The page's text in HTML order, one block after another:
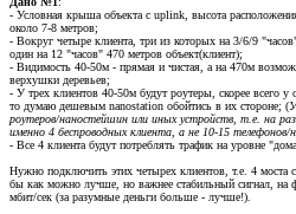
- Условная крыша объекта с uplink, высота
около 7-8 метров;
- Вокруг четыре клиента, три из которых на 3/6/9
один на 12 "часов" 470 метров объект(клиент);
- Видимость 40-50м - прямая и чистая, а на 470м
верхушки деревьев;
- У трех клиентов 40-50м будут роутеры, скорее всего у
то думаю дешевым nanostation обойтись в их стороне; (
роутеров/наностейшин или иных устройств, т.е. на
именно 4 беспроводных клиента, а не 10-15 телефонов/
- Все 4 клиента будут потреблять трафик на уровне
Нужно подключить этих четырех клиентов, т.е. 4 моста
бы как можно лучше, но важнее стабильный сигнал, на
мбит/сек (за разумные деньги больше - лучше!).